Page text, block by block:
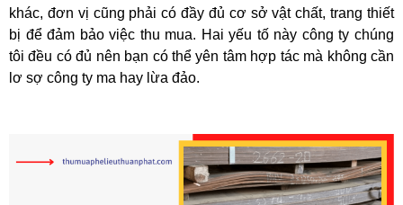
khác, đơn vị cũng phải có đầy đủ cơ sở vật chất, trang thiết
bị để đảm bảo việc thu mua. Hai yếu tố này công ty chúng
tôi đều có đủ nên bạn có thể yên tâm hợp tác mà không cần
lơ sợ công ty ma hay lừa đảo.